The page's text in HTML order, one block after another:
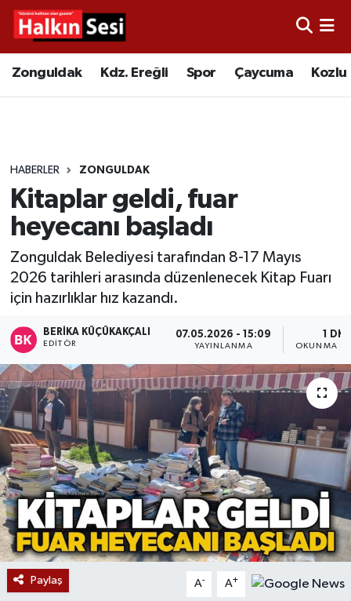
Zonguldak Kdz. Ereğli Spor Çaycuma Kozlu
HABERLER ZONGULDAK
Kitaplar geldi, fuar
heyecanı başladı
Zonguldak Belediyesi tarafından 8-17 Mayıs
2026 tarihleri arasında düzenlenecek Kitap Fuarı
için hazırlıklar hız kazandı.
BERIKA KÜÇÜKAKÇALI
EDITÖR
07.05.2026 - 15:09
YAYINLANMA
1 DK
OKUNMA
Paylaş A- A+
Video
Çaycuma
Alaplı
Asayiş
Bartın
Karabük
Devrek
Bolu
ÇEVRE
BİLİM VE TEKNOLOJİ
DUNYA
Düzce
Merkez Hava Durumu
Tüm Manşetler
Son Dakika Haberleri
Haber Arşivi